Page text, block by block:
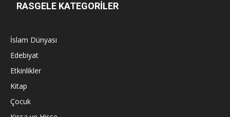
RASGELE KATEGORİLER
İslam Dünyası
Edebiyat
Etkinlikler
Kitap
Çocuk